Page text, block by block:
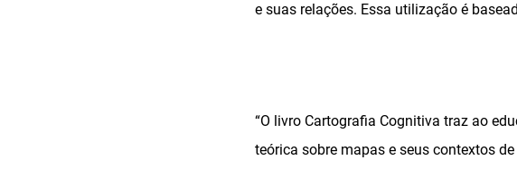
e suas relações. Essa utilização é
“O livro Cartografia Cognitiva traz ao
teórica sobre mapas e seus contextos